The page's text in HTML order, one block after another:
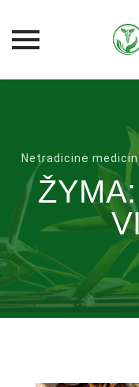
Netradicinė
ŽYMA: